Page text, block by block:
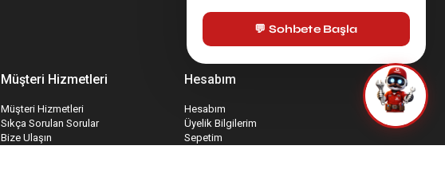
Müşteri Hizmetleri
Müşteri Hizmetleri
Sıkça Sorulan Sorular
Bize Ulaşın
Hesabım
Hesabım
Üyelik Bilgilerim
Sepetim
💬 Sohbete Başla